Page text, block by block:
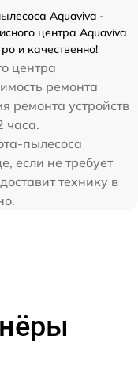
Aquaviva -
центра Aquaviva
и качественно!
центра
ремонта
ремонта устройств
часа.
пылесоса
если не требует
технику в